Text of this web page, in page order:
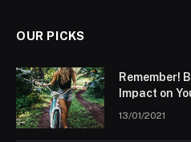
OUR PICKS
Remember!
Impact on
13/01/2021